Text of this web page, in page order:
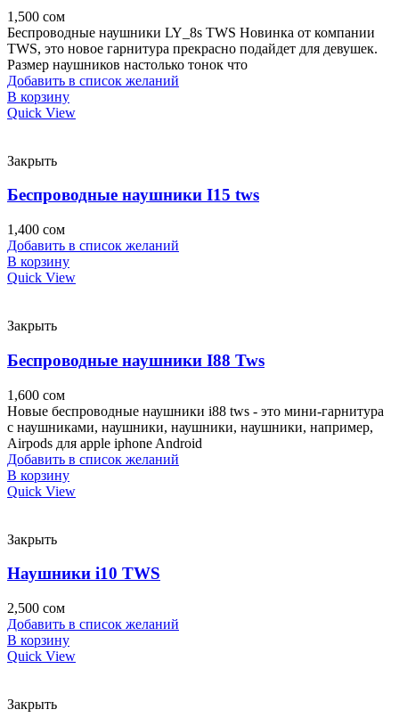
1,500 сом
Беспроводные наушники LY_8s TWS Новинка от компании
TWS, это новое гарнитура прекрасно подайдет для девушек.
Размер наушников настолько тонок что
Добавить в список желаний
В корзину
Quick View
Закрыть
Беспроводные наушники I15 tws
1,400 сом
Добавить в список желаний
В корзину
Quick View
Закрыть
Беспроводные наушники I88 Tws
1,600 сом
Новые беспроводные наушники i88 tws - это мини-гарнитура
с наушниками, наушники, наушники, наушники, например,
Airpods для apple iphone Android
Добавить в список желаний
В корзину
Quick View
Закрыть
Наушники i10 TWS
2,500 сом
Добавить в список желаний
В корзину
Quick View
Закрыть